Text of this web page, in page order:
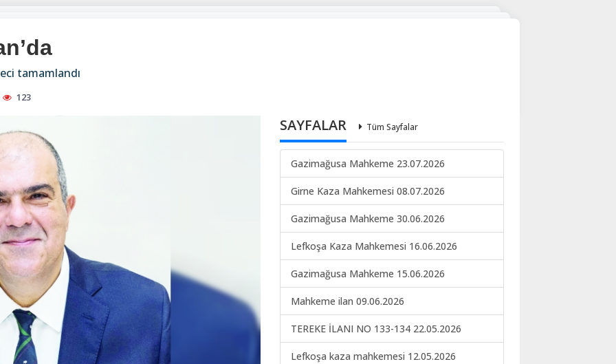
tamamlandı
123
SAYFALAR Tüm Sayfalar
Gazimağusa Mahkeme 23.07.2026
Girne Kaza Mahkemesi 08.07.2026
Gazimağusa Mahkeme 30.06.2026
Lefkoşa Kaza Mahkemesi 16.06.2026
Gazimağusa Mahkeme 15.06.2026
Mahkeme ilan 09.06.2026
TEREKE İLANI NO 133-134 22.05.2026
Lefkoşa kaza mahkemesi 12.05.2026